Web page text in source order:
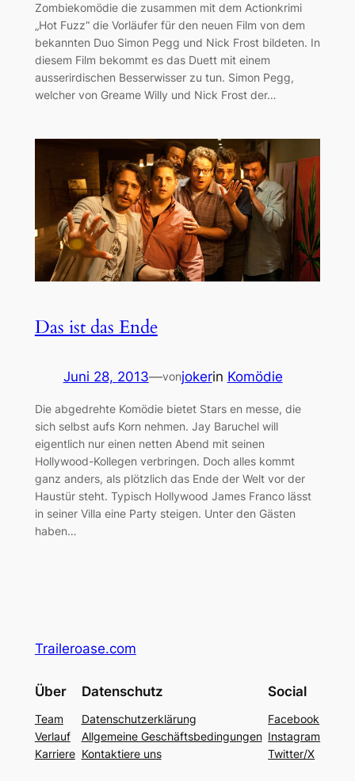
Zombiekomödie die zusammen mit dem Actionkrimi
„Hot Fuzz“ die Vorläufer für den neuen Film von dem
bekannten Duo Simon Pegg und Nick Frost bildeten. In
diesem Film bekommt es das Duett mit einem
ausserirdischen Besserwisser zu tun. Simon Pegg,
welcher von Greame Willy und Nick Frost der…
Das ist das Ende
Juni 28, 2013—vonjokerin Komödie
Die abgedrehte Komödie bietet Stars en messe, die
sich selbst aufs Korn nehmen. Jay Baruchel will
eigentlich nur einen netten Abend mit seinen
Hollywood-Kollegen verbringen. Doch alles kommt
ganz anders, als plötzlich das Ende der Welt vor der
Haustür steht. Typisch Hollywood James Franco lässt
in seiner Villa eine Party steigen. Unter den Gästen
haben…
Traileroase.com
Über
Team
Verlauf
Karriere
Datenschutz
Datenschutzerklärung
Allgemeine Geschäftsbedingungen
Kontaktiere uns
Social
Facebook
Instagram
Twitter/X